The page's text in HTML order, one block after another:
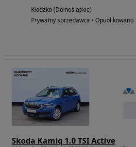
Kłodzko (Dolnośląskie)
Prywatny sprzedawca • Opublikowano
Skoda Kamiq 1.0 TSI Active